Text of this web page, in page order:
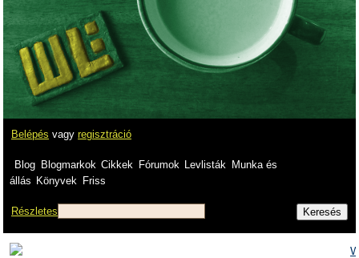
Belépés vagy regisztráció
Blog Blogmarkok Cikkek Fórumok Levlisták
Munka és
állás Könyvek Friss
Részletes